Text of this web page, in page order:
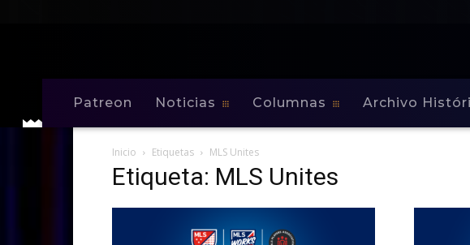
Patreon Noticias Columnas Archivo
Inicio Etiquetas MLS Unites
Etiqueta: MLS Unites